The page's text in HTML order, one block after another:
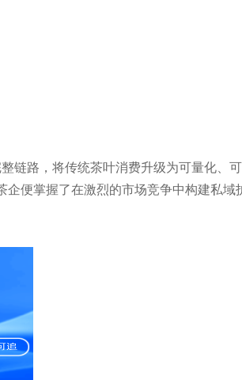
链路，将传统茶叶消费升级为可量化、
企便掌握了在激烈的市场竞争中构建私域